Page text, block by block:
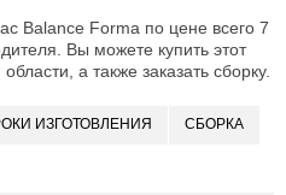
Balance Forma по цене всего 7
Вы можете купить этот
а также заказать сборку.
ИЗГОТОВЛЕНИЯ СБОРКА